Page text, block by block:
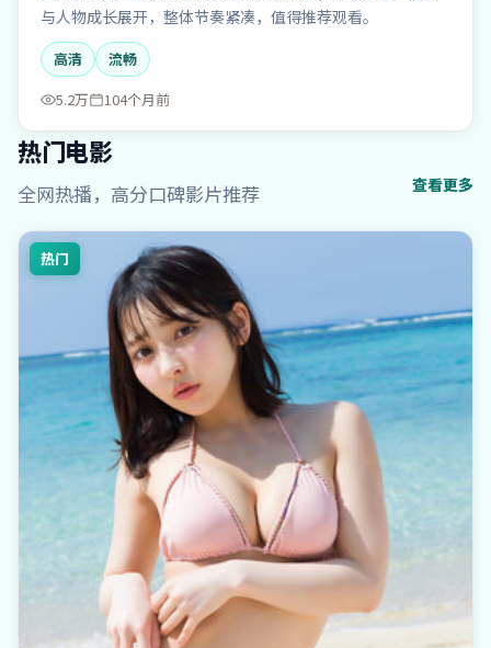
与人物成长展开，整体节奏紧凑，值得推荐观看。
高清
流畅
5.2万
104个月前
热门电影
全网热播，高分口碑影片推荐 查看更多
热门